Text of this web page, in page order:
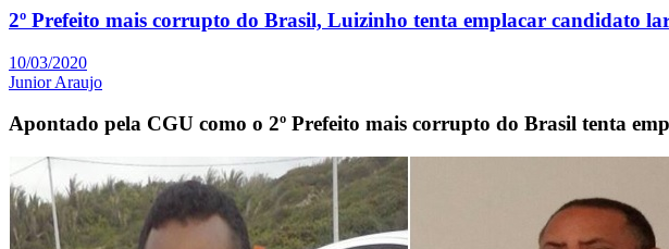
2º Prefeito mais corrupto do Brasil, Luizinho tenta emplacar candidato
10/03/2020
Junior Araujo
Apontado pela CGU como o 2º Prefeito mais corrupto do Brasil tenta